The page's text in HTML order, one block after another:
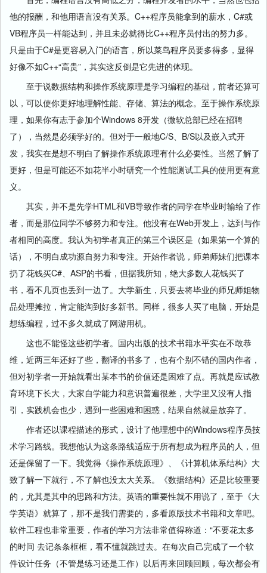
他的报酬，和他用语言没有关系。C++程序员能拿到的薪水，C#或
VB程序员一样能达到，并且未必就得比C++程序员付出的努力多。
只是由于C#是更容易入门的语言，所以菜鸟程序员要多得多，显得
好像不如C++“高贵”，其实这反倒是它先进的体现。
至于说数据结构和操作系统原理是学习编程的基础，前者还算可
以，可以使你更好地理解性能、存储、算法的概念。至于操作系统原
理，如果你有志于参加个Windows 8开发（微软总部已经在招聘
了），当然是必须学好的。但对于一般地C/S、B/S以及嵌入式开
发，我实在是想不明白了解操作系统原理有什么必要性。当然了解了
更好，但是可能还不如花半小时研究一个性能测试工具的使用更有意
义。
其实，并不是先学HTML和VB导致作者的同学在毕业时输给了作
者，而是那位同学不够努力和专注。他没有在Web开发上，达到与作
者相同的高度。我认为初学者真正的第三个误区是（如果第一个算的
话），不明白成功源自努力和专注。开始作者说，师弟师妹们把课本
扔了花钱买C#、ASP的书看，但据我所知，绝大多数人花钱买了
书，看不几页也丢到一边了。大学新生，只要去将毕业的师兄师姐物
品处理摊拉，肯定能淘到好多新书。同样，很多人买了电脑，开始是
想练编程，过不多久就成了网游用机。
这也不能怪这些初学者。国内出版的技术书籍水平实在不敢恭
维，近两三年还好了些，翻译的书多了，也有个别不错的国内作者，
但对初学者一开始就看出某本书的价值还是困难了点。再就是应试教
育环境下长大，大家自学能力和意识普遍很差，大学里又没有人指
引，实践机会也少，遇到一些困难和困惑，结果自然就是放弃了。
作者还以课程描述的形式，设计了他理想中的Windows程序员技
术学习路线。我想他认为这条路线适应于所有想成为程序员的人，但
还是保留了一下。我觉得《操作系统原理》、《计算机体系结构》大
致了解一下就行，不了解也没太大关系。《数据结构》还是比较重要
的，尤其是其中的思路和方法。英语的重要性就不用说了，至于《大
学英语》就算了，那不是我们需要的，多看原版技术书籍和文章吧。
软件工程也非常重要，作者的学习方法非常值得称道：“不要花太多
的时间 去记条条框框，看不懂就跳过去。在每次自己完成了一个软
件设计任务（不管是练习还是工作）以后再来回顾回顾，每次都会有